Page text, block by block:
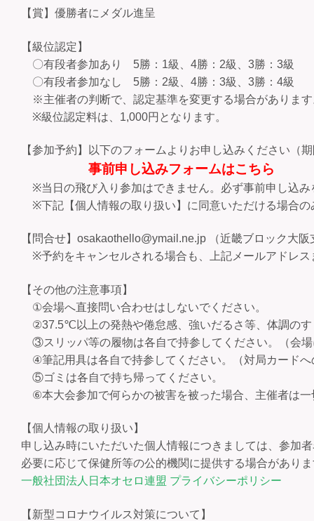
【賞】優勝者にメダル進呈
【級位認定】
〇有段者参加あり 5勝：1級、4勝：2級、3勝：3級
〇有段者参加なし 5勝：2級、4勝：3級、3勝：4級
※主催者の判断で、認定基準を変更する場合がありま
※級位認定料は、1,000円となります。
【参加予約】以下のフォームよりお申し込みください（
事前申し込みフォームはこちら
※当日の飛び入り参加はできません。必ず事前申し込み
※下記【個人情報の取り扱い】に同意いただける場合の
【問合せ】osakaothello@ymail.ne.jp （近畿ブロック大阪
※予約をキャンセルされる場合も、上記メールアドレス
【その他の注意事項】
①会場へ直接問い合わせはしないでください。
②37.5℃以上の発熱や倦怠感、強いだるさ等、体調のす
③スリッパ等の履物は各自で持参してください。（会
④筆記用具は各自で持参してください。（対局カードへ
⑤ゴミは各自で持ち帰ってください。
⑥本大会参加で何らかの被害を被った場合、主催者は一
【個人情報の取り扱い】
申し込み時にいただいた個人情報につきましては、参加
必要に応じて保健所等の公的機関に提供する場合があり
一般社団法人日本オセロ連盟 プライバシーポリシー
【新型コロナウイルス対策について】